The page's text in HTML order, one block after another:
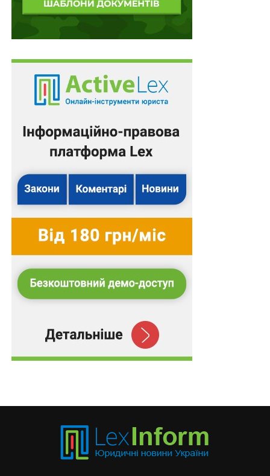
правопорушень, пов’язаних з війною,
Воєнний стан. Всі нормативні матеріали,
алгоритми дій, роз’яснення, корисні ресурси
Схожі статті:
Україна доєднається до Рекомендації ОЕСР
щодо фінансової грамотності
сплачуватимуть і в 2027 році
Новий перелік територій бойових дій і
Підтримка підприємництва для молоді
прифронтових громад
Показник регіональної підтримки не
враховується у розрахунку собівартості
навчання в…
ПОВ'ЯЗАНІ ТЕМИ: FEATURED
LEX
БАНК ФІНАНСОВОЇ ІНКЛЮЗІЇ
БФІ
НАСТУПНА
мита та ПДВ